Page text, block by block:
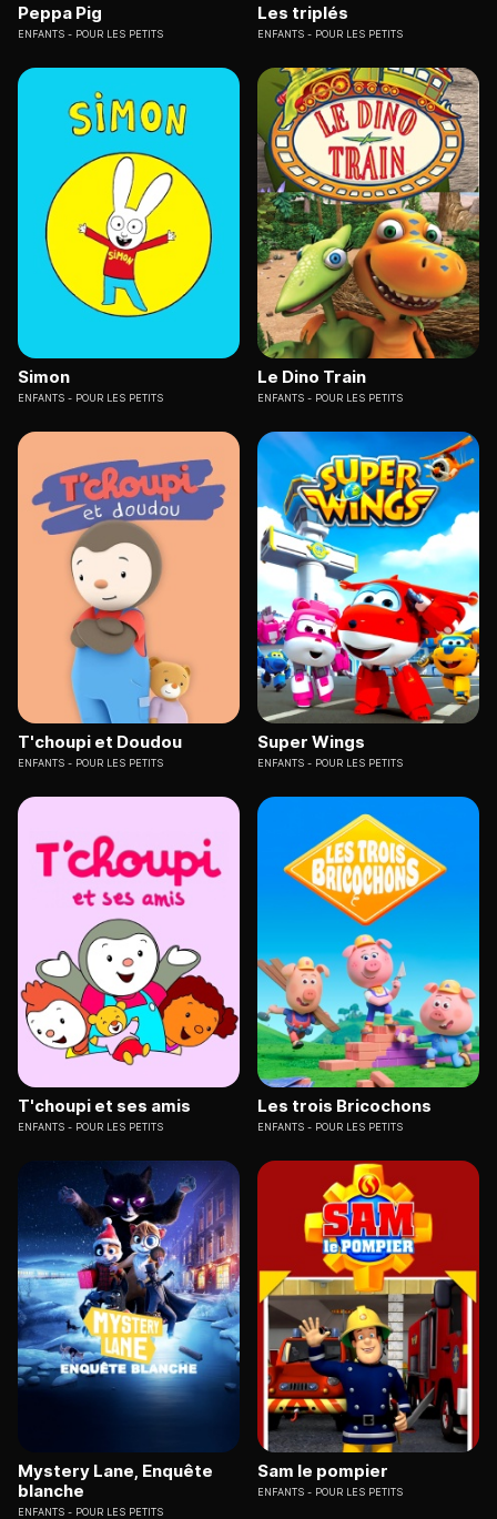
Peppa Pig
ENFANTS POUR LES PETITS
Les triplés
ENFANTS POUR LES PETITS
Simon
ENFANTS POUR LES PETITS
Le Dino Train
ENFANTS POUR LES PETITS
T'choupi et Doudou
ENFANTS POUR LES PETITS
Super Wings
ENFANTS POUR LES PETITS
T'choupi et ses amis
ENFANTS POUR LES PETITS
Les trois Bricochons
ENFANTS POUR LES PETITS
Mystery Lane, Enquête
blanche
ENFANTS POUR LES PETITS
Sam le pompier
ENFANTS POUR LES PETITS